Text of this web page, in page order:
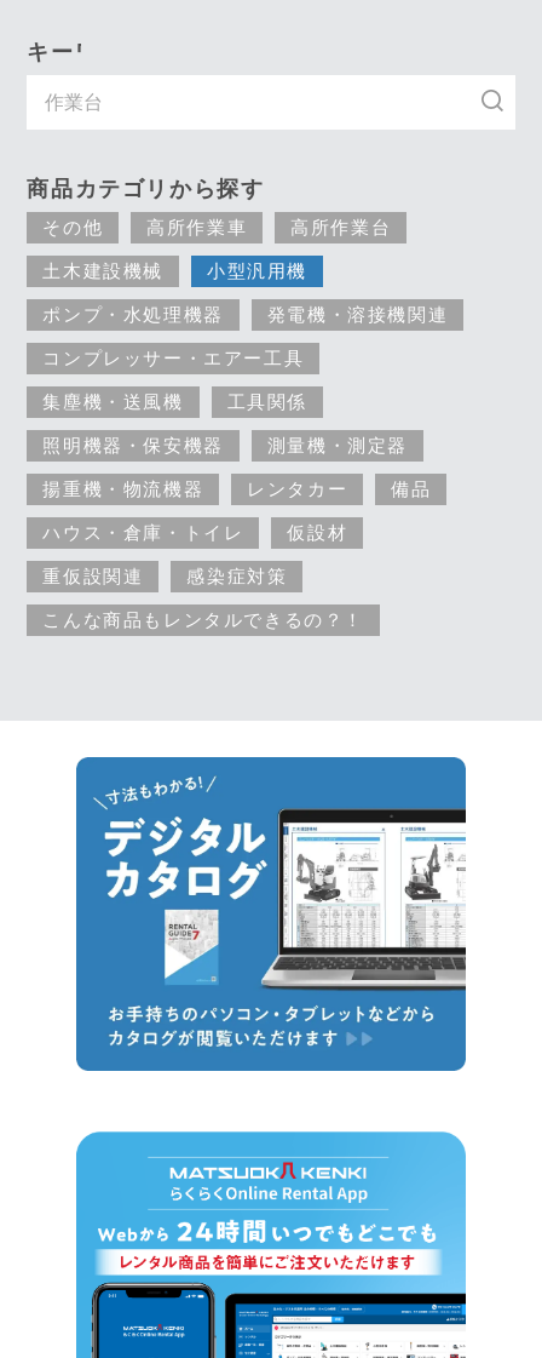
キーワード入力で探す
商品カテゴリから探す
その他 高所作業車 高所作業台
土木建設機械 小型汎用機
ポンプ・水処理機器 発電機・溶接機関連
コンプレッサー・エアー工具
集塵機・送風機 工具関係
照明機器・保安機器 測量機・測定器
揚重機・物流機器 レンタカー 備品
ハウス・倉庫・トイレ 仮設材
重仮設関連 感染症対策
こんな商品もレンタルできるの？！